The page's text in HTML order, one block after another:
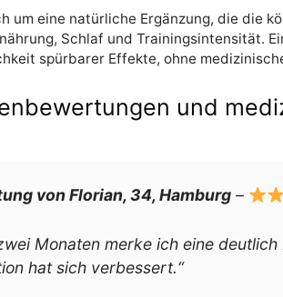
um eine natürliche Ergänzung, die die
Schlaf und Trainingsintensität.
spürbarer Effekte, ohne
und
von Florian, 34, Hamburg –
Monaten merke ich eine
hat sich verbessert.“